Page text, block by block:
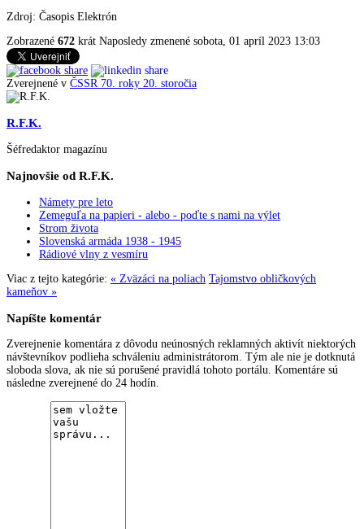
Zdroj: Časopis Elektrón
Zobrazené 672 krát Naposledy zmenené sobota, 01 apríl 2023 13:03
Zverejnené v ČSSR 70. roky 20. storočia
R.F.K.
Šéfredaktor magazínu
Najnovšie od R.F.K.
Námety pre leto
Zemeguľa na papieri - alebo - poďte s nami na výlet
Strom života
Slovenská armáda 1938 - 1945
Rádiové vlny z vesmíru
Viac z tejto kategórie: « Zväzáci na poliach Tajomstvo obličkových
kameňov »
Napíšte komentár
Zverejnenie komentára z dôvodu neúnosných reklamných aktivít niektorých
návštevníkov podlieha schváleniu administrátorom. Tým ale nie je dotknutá
sloboda slova, ak nie sú porušené pravidlá tohoto portálu. Komentáre sú
následne zverejnené do 24 hodín.